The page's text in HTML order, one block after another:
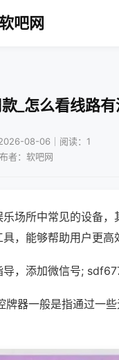
吧网
_怎么看线路
08-06｜阅读：1
者：软吧网
场所中常见的设备
，能够帮助用户更高
，添加微信号;
器一般是指通过一